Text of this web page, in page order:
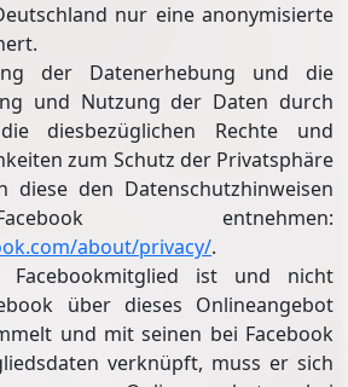
nur eine anonymisierte
der Datenerhebung und die
und Nutzung der Daten durch
diesbezüglichen Rechte und
zum Schutz der Privatsphäre
diese den Datenschutzhinweisen
entnehmen:
about/privacy/.
ist und nicht
über dieses Onlineangebot
und mit seinen bei Facebook
verknüpft, muss er sich